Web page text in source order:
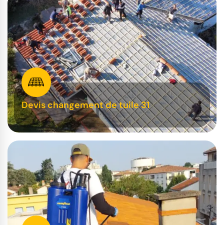
Devis changement de tuile 31